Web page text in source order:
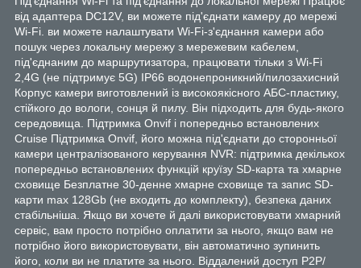
від адаптера DC12V, ви можете під'єднати камеру до мережі
Wi-Fi. ви можете налаштувати Wi-Fi-з'єднання камери або
пошук через локальну мережу з мережевим кабелем,
під'єднаним до маршрутизатора, працювати тільки з Wi-Fi
2,4G (не підтримує 5G) IP66 водонепроникний/пилозахисний
Корпус камери виготовлений із високоякісного АБС-пластику,
стійкого до вологи, сонця й пилу. Він підходить для будь-якого
середовища. Підтримка Onvif і попередньо встановлених
Cruise Підтримка Onvif, його можна під'єднати до сторонньої
камери централізованого керування NVR: підтримка декількох
попередньо встановлених функцій круїзу SD-карта та хмарне
сховище Безплатне 30-денне хмарне сховище та запис SD-
карти max 128Gb (не входить до комплекту), безпека даних
стабільніша. Якщо ви хочете й далі використовувати хмарний
сервіс, вам просто потрібно оплатити за нього, якщо вам не
потрібно його використовувати, він автоматично зупинить
його, коли ви не платите за нього. Віддалений доступ P2P/